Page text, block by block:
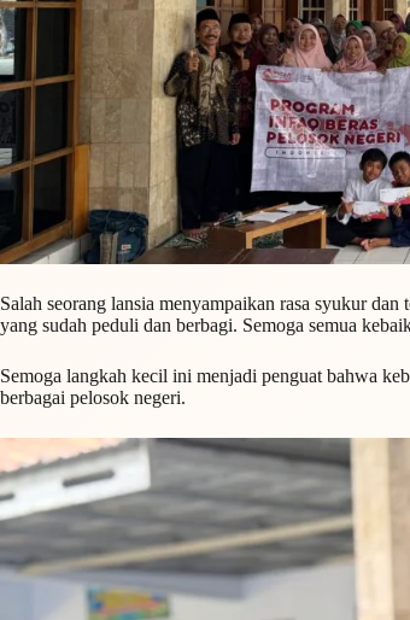
Salah seorang lansia menyampaikan rasa syukur
yang sudah peduli dan berbagi. Semoga semua
Semoga langkah kecil ini menjadi penguat bahwa
berbagai pelosok negeri.